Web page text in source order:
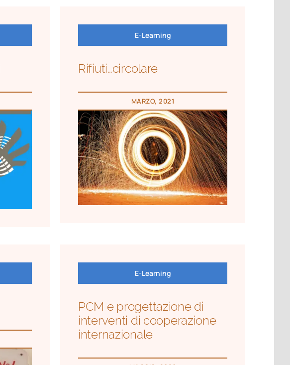
E-Learning
Rifiuti…circolare
MARZO, 2021
E-Learning
PCM e progettazione di
interventi di cooperazione
internazionale